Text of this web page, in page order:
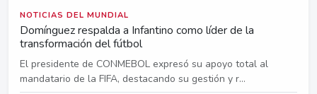
NOTICIAS DEL MUNDIAL
Domínguez respalda a Infantino como líder de la
transformación del fútbol
El presidente de CONMEBOL expresó su apoyo total al
mandatario de la FIFA, destacando su gestión y r...